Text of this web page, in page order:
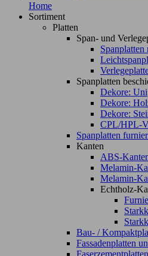
Home
Sortiment
Platten
Span- und
Spanplatten
Spanplatten
Dekore: Uni
Dekore:
Dekore:
CPL/HPL-
Spanplatten
Kanten
ABS-
Melamin-
Melamin-
Echtholz-
Bau- /
Fassadenplatten